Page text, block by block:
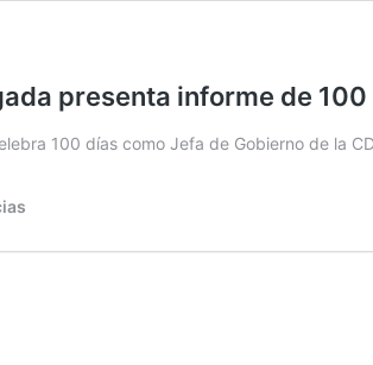
presenta informe de
100 días como Jefa de Gobierno de la